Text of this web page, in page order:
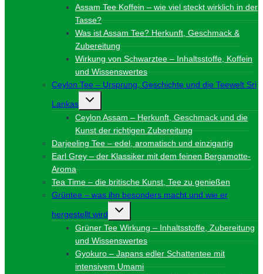
Assam Tee Koffein – wie viel steckt wirklich in der
Tasse?
Was ist Assam Tee? Herkunft, Geschmack &
Zubereitung
Wirkung von Schwarztee – Inhaltsstoffe, Koffein
und Wissenswertes
Ceylon Tee – Ursprung, Geschichte und die Teewelt Sri
Lankas
Untermenü
Ceylon Assam – Herkunft, Geschmack und die
Kunst der richtigen Zubereitung
Darjeeling Tee – edel, aromatisch und einzigartig
Earl Grey – der Klassiker mit dem feinen Bergamotte-
Aroma
Tea Time – die britische Kunst, Tee zu genießen
Grüntee – was ihn besonders macht und wie er
hergestellt wird
Untermenü
Grüner Tee Wirkung – Inhaltsstoffe, Zubereitung
und Wissenswertes
Gyokuro – Japans edler Schattentee mit
intensivem Umami